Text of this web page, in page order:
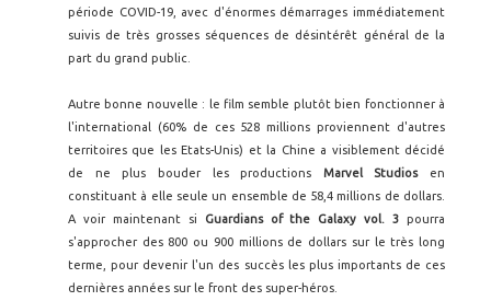
période COVID-19, avec d'énormes démarrages immédiatement
suivis de très grosses séquences de désintérêt général de la
part du grand public.
Autre bonne nouvelle : le film semble plutôt bien fonctionner à
l'international (60% de ces 528 millions proviennent d'autres
territoires que les Etats-Unis) et la Chine a visiblement décidé
de ne plus bouder les productions Marvel Studiosen
constituant à elle seule un ensemble de 58,4 millions de dollars.
A voir maintenant si
Guardians of the Galaxy vol. 3 pourra
s'approcher des 800 ou 900 millions de dollars sur le très long
terme, pour devenir l'un des succès les plus importants de ces
dernières années sur le front des super-héros.